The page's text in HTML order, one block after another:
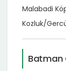
Malabadi
Kozluk/
Batman